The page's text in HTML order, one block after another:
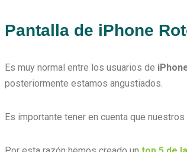
Pantalla de iPhone
Es muy normal entre los usuarios de
posteriormente estamos angustiados.
Es importante tener en cuenta que